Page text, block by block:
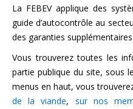
La FEBEV applique des
guide d’autocontrôle au
des garanties
Vous trouverez toutes les
partie publique du site, sous
menus en haut, vous
de la viande, sur nos